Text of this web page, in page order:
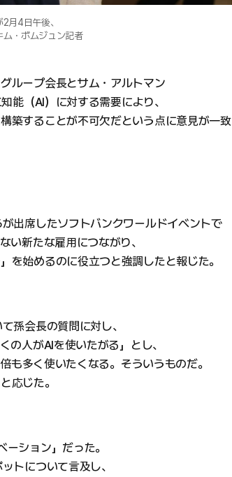
月4日午後、
・ボムジュン記者
ループ会長とサム・アルトマン
能（AI）に対する需要により、
築することが不可欠だという点に意見が一致
出席したソフトバンクワールドイベントで
い新たな雇用につながり、
を始めるのに役立つと強調したと報じた。
孫会長の質問に対し、
の人がAIを使いたがる」とし、
も多く使いたくなる。そういうものだ。
応じた。
ション」だった。
トについて言及し、